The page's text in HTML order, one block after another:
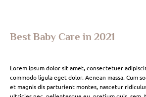
Best Baby Care in 2021
Lorem ipsum dolor sit amet, consectetuer
commodo ligula eget dolor. Aenean massa. Cum
et magnis dis parturient montes, nascetur